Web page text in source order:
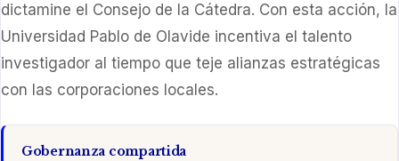
dictamine el Consejo de la Cátedra. Con esta acción, la
Universidad Pablo de Olavide incentiva el talento
investigador al tiempo que teje alianzas estratégicas
con las corporaciones locales.
Gobernanza compartida